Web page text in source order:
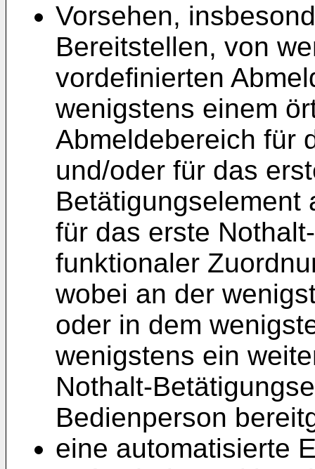
Vorsehen,
Bereitstellen, von
vordefinierten
wenigstens einem
Abmeldebereich für
und/oder für das
Betätigungselement
für das erste
funktionaler
wobei an der
oder in dem
wenigstens ein
Nothalt-
Bedienperson
eine automatisierte